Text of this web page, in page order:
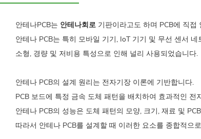
안테나PCB는 안테나회로 기판이라고도 하며 PCB에 직접
안테나 PCB는 특히 모바일 기기, IoT 기기 및 무선 센서
소형, 경량 및 저비용 특성으로 인해 널리 사용되었습니다.
안테나 PCB의 설계 원리는 전자기장 이론에 기반합니다.
PCB 보드에 특정 금속 도체 패턴을 배치하여 효과적인
안테나 PCB의 성능은 도체 패턴의 모양, 크기, 재료 및
따라서 안테나 PCB를 설계할 때 이러한 요소를 종합적으